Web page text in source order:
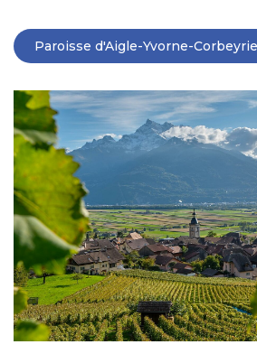
Paroisse d'Aigle-Yvorne-